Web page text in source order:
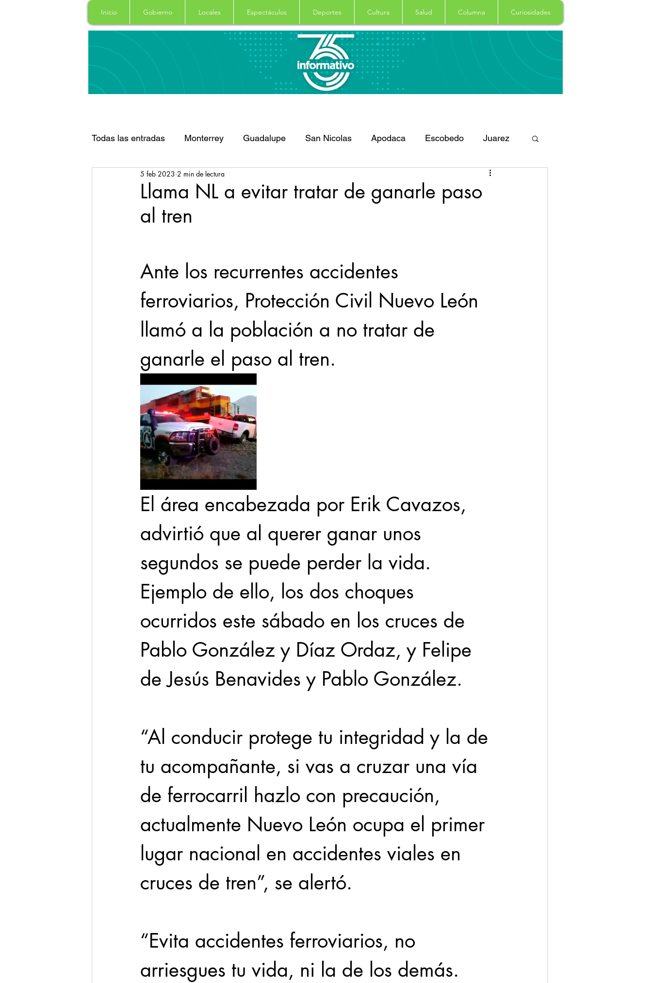
Inicio Gobierno Locales Espectáculos Deportes Cultura Salud Columna Curiosidades
Todas las entradas Monterrey Guadalupe San Nicolas Apodaca Escobedo Juarez
Santa Catarina San Pedro Garza Garcia Arte
Espectaculos Clima
Seguridad 1 enero
Llama NL a evitar tratar de ganarle paso
al tren
5 feb 2023 2 min de lectura
Ante los recurrentes accidentes
ferroviarios, Protección Civil Nuevo León
llamó a la población a no tratar de
ganarle el paso al tren.
El área encabezada por Erik Cavazos,
advirtió que al querer ganar unos
segundos se puede perder la vida.
Ejemplo de ello, los dos choques
ocurridos este sábado en los cruces de
Pablo González y Díaz Ordaz, y Felipe
de Jesús Benavides y Pablo González.
“Al conducir protege tu integridad y la de
tu acompañante, si vas a cruzar una vía
de ferrocarril hazlo con precaución,
actualmente Nuevo León ocupa el primer
lugar nacional en accidentes viales en
cruces de tren”, se alertó.
“Evita accidentes ferroviarios, no
arriesgues tu vida, ni la de los demás.